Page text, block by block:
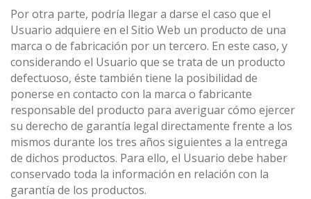
Por otra parte, podría llegar a darse el caso que el
Usuario adquiere en el Sitio Web un producto de una
marca o de fabricación por un tercero. En este caso, y
considerando el Usuario que se trata de un producto
defectuoso, éste también tiene la posibilidad de
ponerse en contacto con la marca o fabricante
responsable del producto para averiguar cómo ejercer
su derecho de garantía legal directamente frente a los
mismos durante los tres años siguientes a la entrega
de dichos productos. Para ello, el Usuario debe haber
conservado toda la información en relación con la
garantía de los productos.